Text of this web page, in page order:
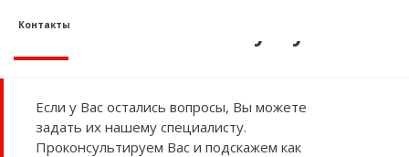
Контакты
качества оказанной услуги
Если у Вас остались вопросы, Вы можете
задать их нашему специалисту.
Проконсультируем Вас и подскажем как